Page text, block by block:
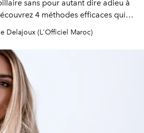
sans pour autant dire adieu à
4 méthodes efficaces qui
ni sèche-cheveux. Magique !
Delajoux (L'Officiel Maroc)